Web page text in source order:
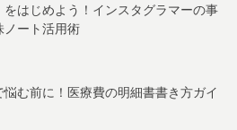
をはじめよう！インスタグラマーの事
ノート活用術
悩む前に！医療費の明細書書き方ガイ